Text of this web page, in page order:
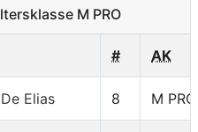
M PRO
# AK
Elias 8 M PRO